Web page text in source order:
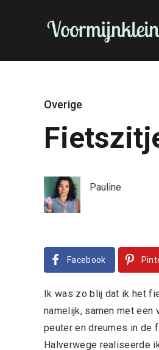
Overige
Pauline
Facebook
Ik was zo blij dat ik het
namelijk, samen met een
peuter en dreumes in de
Halverwege realiseerde